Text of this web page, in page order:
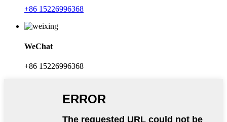
+86 15226996368
WeChat
+86 15226996368